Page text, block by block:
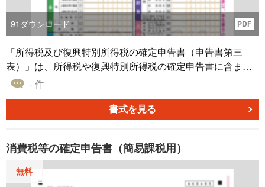
91 ダウンロード PDF
「所得税及び復興特別所得税の確定申告書（申告書第三
表）」は、所得税や復興特別所得税の確定申告書に含まれ
る申告書第三表のテンプレートです。このテンプレート
な申告手続きを助けます。詳細な作成手順や必要事項な
ど、最新の情報は国税庁ホームページ（https://www.nta.go.j
効率的に行い、スムーズな手続きを実現するための優れた
ツールとなっています。国税庁の情報を元に、信頼性のあ
るテンプレートをぜひご活用ください。
- 件
書式を見る
消費税等の確定申告書（簡易課税用）
無料